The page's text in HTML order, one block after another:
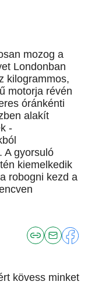
mozog a
Londonban
kilogrammos,
motorja révén
óránkénti
alakít
-
A gyorsuló
kiemelkedik
robogni kezd a
kövess minket